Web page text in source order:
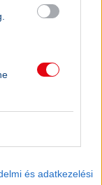
és adatkezelési